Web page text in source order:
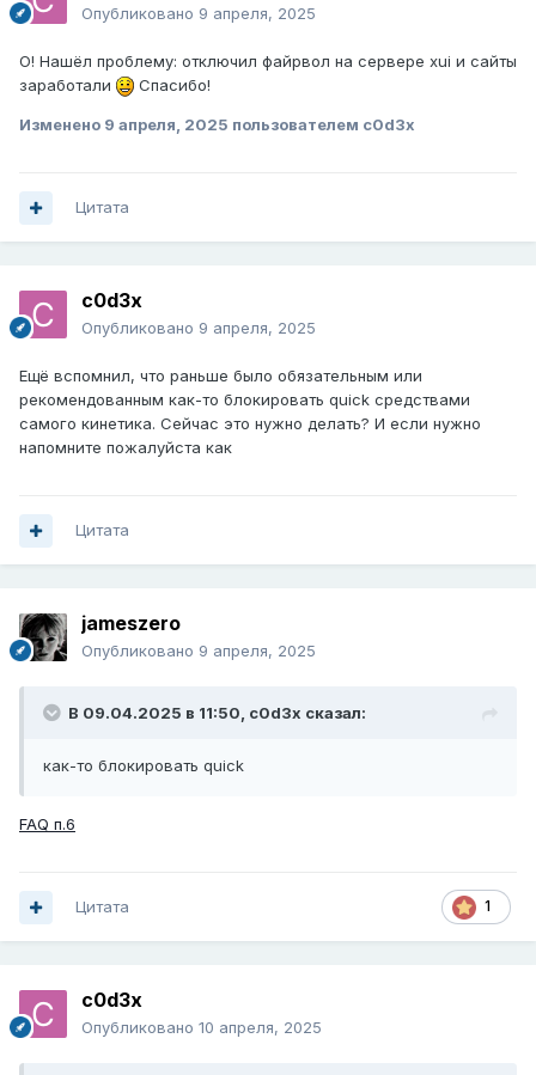
Опубликовано 9 апреля, 2025
О! Нашёл проблему: отключил файрвол на сервере xui и сайты
заработали
Спасибо!
Изменено 9 апреля, 2025 пользователем c0d3x
Цитата
c0d3x
Опубликовано 9 апреля, 2025
Ещё вспомнил, что раньше было обязательным или
рекомендованным как-то блокировать quick средствами
самого кинетика. Сейчас это нужно делать? И если нужно
напомните пожалуйста как
Цитата
jameszero
Опубликовано 9 апреля, 2025
В 09.04.2025 в 11:50, c0d3x сказал:
как-то блокировать quick
FAQ п.6
1
Цитата
c0d3x
Опубликовано 10 апреля, 2025